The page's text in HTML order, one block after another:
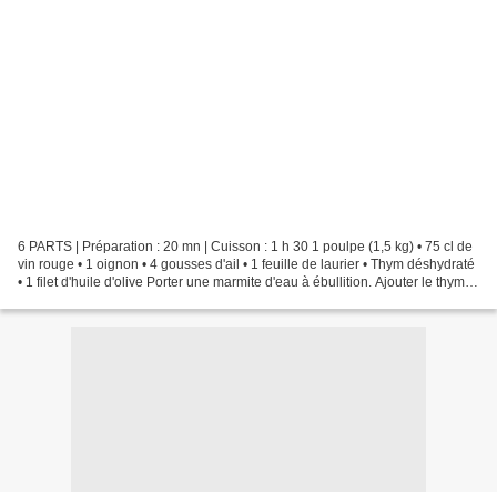
6 PARTS | Préparation : 20 mn | Cuisson : 1 h 30 1 poulpe (1,5 kg) • 75 cl de
vin rouge • 1 oignon • 4 gousses d'ail • 1 feuille de laurier • Thym déshydraté
• 1 filet d'huile d'olive Porter une marmite d'eau à ébullition. Ajouter le thym et